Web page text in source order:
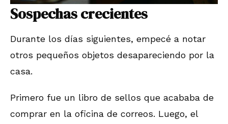
Sospechas crecientes
Durante los días siguientes, empecé a notar
otros pequeños objetos desapareciendo por la
casa.
Primero fue un libro de sellos que acababa de
comprar en la oficina de correos. Luego, el